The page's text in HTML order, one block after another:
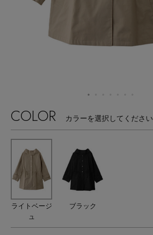
【ワンピース】猛暑日はこれ！
【リネン】涼しい夏素材
【レース】上品な透け感
【ペプラム】トレンドシルエット
『ELLE』最新号掲載
【ジュエリー】シルバーでクールに
カットソー・Tシャツ
パンツ
スカート
サンダル
パンプス
スニーカー
フラットシューズ
レインシューズ
カゴバッグ
ショルダーバッグ
トートバッグ
ハンドバッグ
ストール・マフラー・ケープ
アクセサリー
すべてのアクセサリー
ピアス・イヤリング
ネックレス
ランジェリー
すべてのランジェリー
ランジェリー
スポーツ
エル・ショップについて
COLOR カラーを選択してください
ライトベージ
ュ
ブラック